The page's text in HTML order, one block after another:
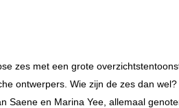
zes met een grote
ontwerpers. Wie zijn de zes dan
Saene en Marina Yee, allemaal